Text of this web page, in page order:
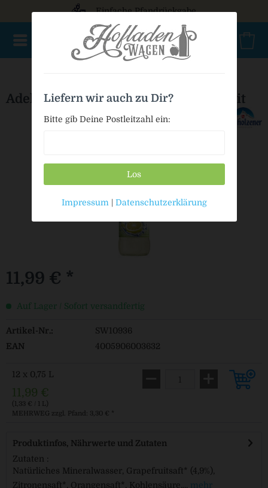
Einfache Pfandrückgabe
Adelholzener Bleib in Form Grapefruit
11,99 € *
Auf Lager / Sofort versandfertig
Artikel-Nr.:
SW10936
EAN
4005906003632
12 x 0,75 L
11,99 €
(1,33 € / 1 L)
MEHRWEG zzgl. Pfand: 3,30 € *
Produktinfos, Nährwerte und Zutaten
Zutaten :
Natürliches Mineralwasser, Grapefruitsaft* (4,9%),
Zitronensaft*, Orangensaft*, Kohlensäure,...
mehr
Liefern wir auch zu Dir?
Bitte gib Deine Postleitzahl ein:
Los
Impressum | Datenschutzerklärung